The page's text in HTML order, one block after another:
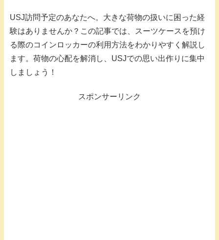
USJ訪問予定のあなたへ。大きな荷物の扱いに困った経
験はありませんか？この記事では、スーツケースを預け
る際のコインロッカーの利用方法をわかりやすく解説し
ます。荷物の心配を解消し、USJでの思い出作りに集中
しましょう！
スポンサーリンク